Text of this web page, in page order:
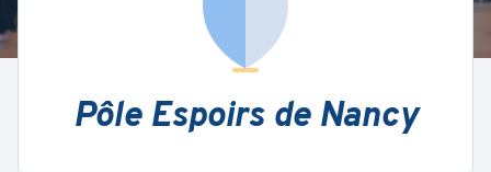
Pôle Espoirs de Nancy